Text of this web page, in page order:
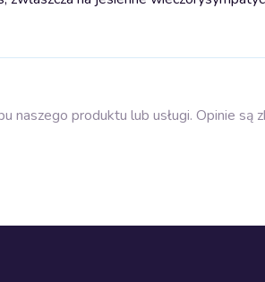
naszego produktu lub usługi. Opinie są